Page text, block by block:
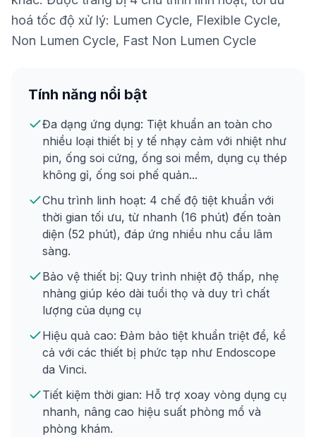
hoá tốc độ xử lý: Lumen Cycle, Flexible Cycle,
Non Lumen Cycle, Fast Non Lumen Cycle
Tính năng nổi bật
Đa dạng ứng dụng: Tiệt khuẩn an toàn cho
nhiều loại thiết bị y tế nhạy cảm với nhiệt như
pin, ống soi cứng, ống soi mềm, dụng cụ thép
không gỉ, ống soi phế quản...
Chu trình linh hoạt: 4 chế độ tiệt khuẩn với
thời gian tối ưu, từ nhanh (16 phút) đến toàn
diện (52 phút), đáp ứng nhiều nhu cầu lâm
sàng.
Bảo vệ thiết bị: Quy trình nhiệt độ thấp, nhẹ
nhàng giúp kéo dài tuổi thọ và duy trì chất
lượng của dụng cụ
Hiệu quả cao: Đảm bảo tiệt khuẩn triệt để, kể
cả với các thiết bị phức tạp như Endoscope
da Vinci.
Tiết kiệm thời gian: Hỗ trợ xoay vòng dụng cụ
nhanh, nâng cao hiệu suất phòng mổ và
phòng khám.